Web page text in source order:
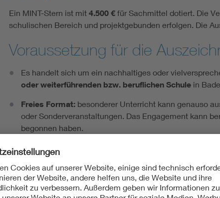
Ein MINT-Stern ist mit 4.500 € für Sachmittel dotiert. Die
schulischen Bereich und projektgebunden erfolgen. Die
Voraussetzung für die
Es handelt sich um ein nachhaltiges oder
oder weiterführenden bzw. beruflichen Schule in
Freies Format: besonderer Unterricht kann genauso
oder Sonderveranstaltungen. Das Engagement kann
begonnen haben.
Persönliches Engagement oder Leistung im Team
–
Schule können nur berücksichtigt werden, soweit sie
eingebettet sind.
Kriterien